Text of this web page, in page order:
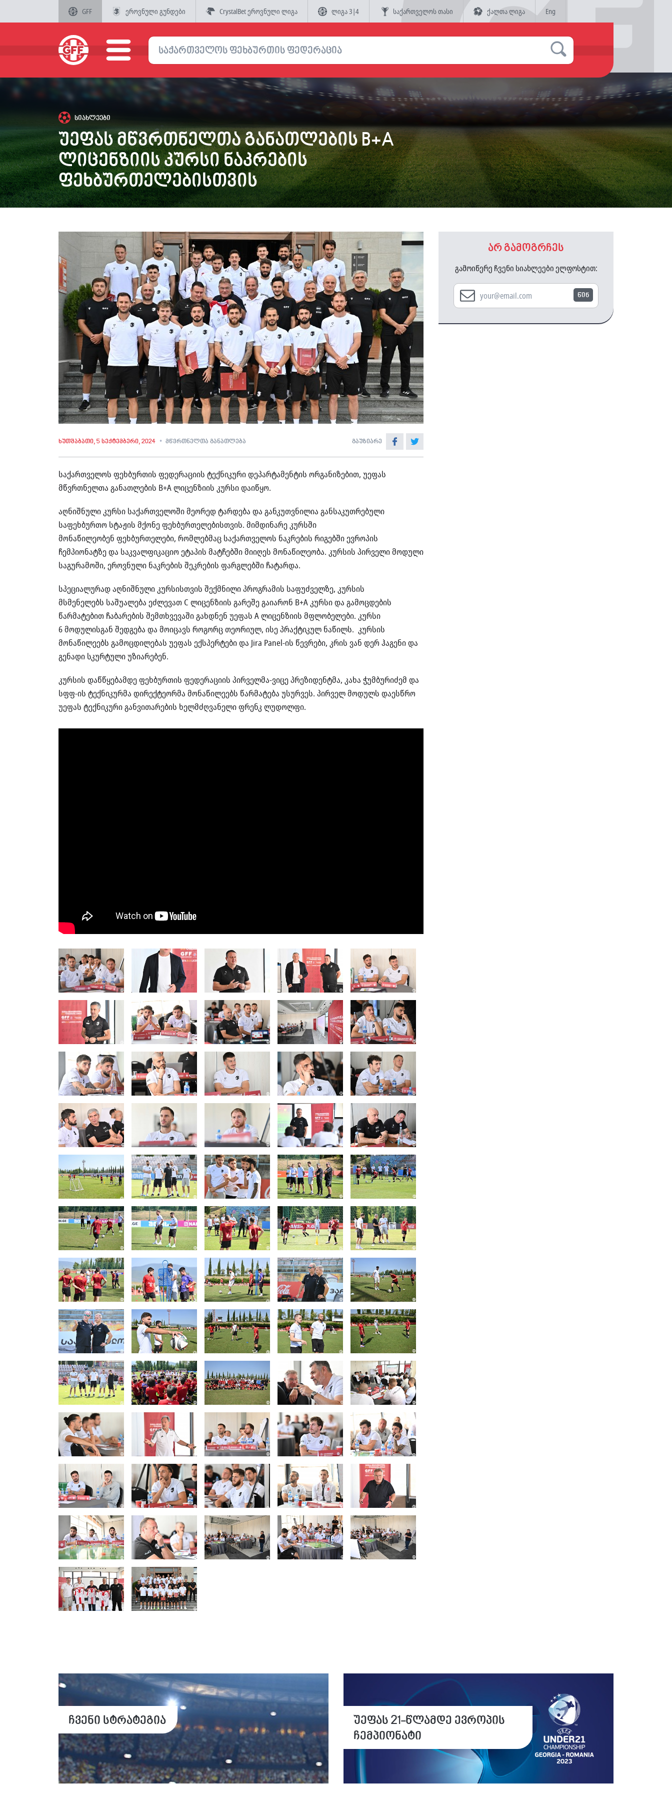
GFF ეროვნული გუნდები CrystalBet ეროვნული ლიგა ლიგა 3|4 საქართველოს თასი ქალთა ლიგა Eng
სიახლეები
უეფას მწვრთნელთა განათლების B+A
ლიცენზიის კურსი ნაკრების
ფეხბურთელებისთვის
ხუთშაბათი, 5 სექტემბერი, 2024 მწვრთნელთა განათლება გაუზიარე
საქართველოს ფეხბურთის ფედერაციის ტექნიკური დეპარტამენტის ორგანიზებით, უეფას
მწვრთნელთა განათლების B+A ლიცენზიის კურსი დაიწყო.
აღნიშნული კურსი საქართველოში მეორედ ტარდება და განკუთვნილია განსაკუთრებული
საფეხბურთო სტაჟის მქონე ფეხბურთელებისთვის. მიმდინარე კურსში
მონაწილეობენ ფეხბურთელები, რომლებმაც საქართველოს ნაკრების რიგებში ევროპის
ჩემპიონატზე და საკვალფიკაციო ეტაპის მატჩებში მიიღეს მონაწილეობა. კურსის პირველი მოდული
საგურამოში, ეროვნული ნაკრების შეკრების ფარგლებში ჩატარდა.
სპეციალურად აღნიშნული კურსისთვის შექმნილი პროგრამის საფუძველზე, კურსის
მსმენელებს საშუალება ეძლევათ C ლიცენზიის გარეშე გაიარონ B+A კურსი და გამოცდების
წარმატებით ჩაბარების შემთხვევაში გახდნენ უეფას A ლიცენზიის მფლობელები. კურსი
6 მოდულისგან შედგება და მოიცავს როგორც თეორიულ, ისე პრაქტიკულ ნაწილს. კურსის
მონაწილეებს გამოცდილებას უეფას ექსპერტები და Jira Panel-ის წევრები, კრის ვან დერ ჰაგენი და
გენადი სკურტული უზიარებენ.
კურსის დაწწყებამდე ფეხბურთის ფედერაციის პირველმა-ვიცე პრეზიდენტმა, კახა ჭუმბურიძემ და
სფფ-ის ტექნიკურმა დირექტეორმა მონაწილეებს წარმატება უსურვეს. პირველ მოდულს დაესწრო
უეფას ტექნიკური განვითარების ხელმძღვანელი ფრენკ ლუდოლფი.
არ გამოგრჩეს
გამოიწერე ჩვენი სიახლეები ელფოსტით:
წინ
ჩვენი სტრატეგია
უეფას 21-წლამდე ევროპის
ჩემპიონატი